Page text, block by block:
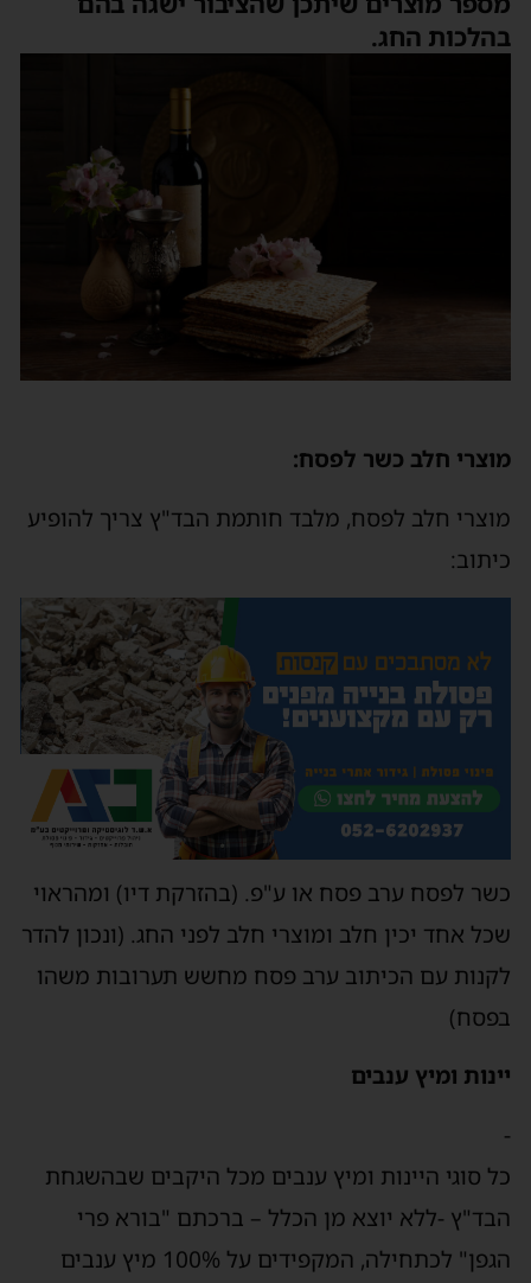
בהלכות החג.
מוצרי חלב כשר לפסח:
מוצרי חלב לפסח, מלבד חותמת הבד"ץ צריך להופיע
כיתוב:
כשר לפסח ערב פסח או ע"פ. (בהזרקת דיו) ומהראוי
שכל אחד יכין חלב ומוצרי חלב לפני החג. (ונכון להדר
לקנות עם הכיתוב ערב פסח מחשש תערובות משהו
בפסח)
יינות ומיץ ענבים
-
כל סוגי היינות ומיץ ענבים מכל היקבים שבהשגחת
הבד"ץ -ללא יוצא מן הכלל – ברכתם "בורא פרי
הגפן" לכתחילה, המקפידים על 100% מיץ ענבים